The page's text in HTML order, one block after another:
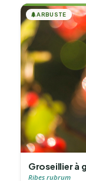
🌲ARBUSTE
Groseillier à
Ribes rubrum